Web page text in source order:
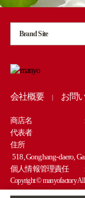
Brand Site
会社概要 | お問
商店名
代表者
住所
518, Gonghang-daero,
個人情報管理責任
Copyright © manyofactory All